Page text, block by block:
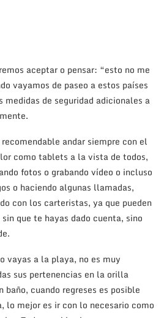
aceptar o pensar: “esto no me
vayamos de paseo a estos países
medidas de seguridad adicionales a
andar siempre con el
como tablets a la vista de todos,
fotos o grabando vídeo o incluso
o haciendo algunas llamadas,
con los carteristas, ya que pueden
que te hayas dado cuenta, sino
vayas a la playa, no es muy
sus pertenencias en la orilla
cuando regreses es posible
lo mejor es ir con lo necesario como